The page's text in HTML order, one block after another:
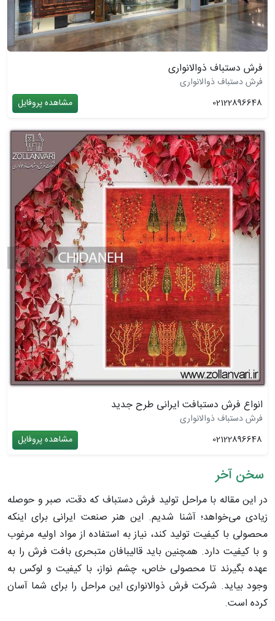
فرش دستباف ذوالانواری
فرش دستباف ذوالانواری
02122896648
مشاهده پروفایل
انواع فرش دستبافت ایرانی طرح جدید
فرش دستباف ذوالانواری
02122896648
مشاهده پروفایل
سخن آخر
در این مقاله با مراحل تولید فرش دستباف که دقت، صبر و حوصله
زیادی می‌خواهد؛ آشنا شدیم. این هنر صنعت ایرانی برای اینکه
محصولی با کیفیت تولید کند، نیاز به استفاده از مواد اولیه مرغوب
و با کیفیت دارد. همچنین باید قالیبافان متبحری بافت فرش را به
عهده بگیرند تا محصولی خاص، چشم نواز، با کیفیت و لوکس به
وجود بیاید. شرکت فرش ذوالانواری این مراحل را برای شما آسان
کرده است.